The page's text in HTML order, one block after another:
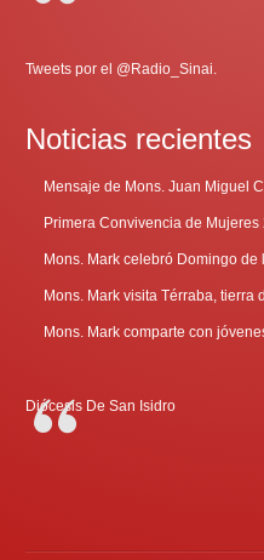
Tweets por el @Radio_Sinai.
Noticias recientes
Mons. Mark celebró Domingo de
Mons. Mark visita Térraba,
Diócesis De San Isidro